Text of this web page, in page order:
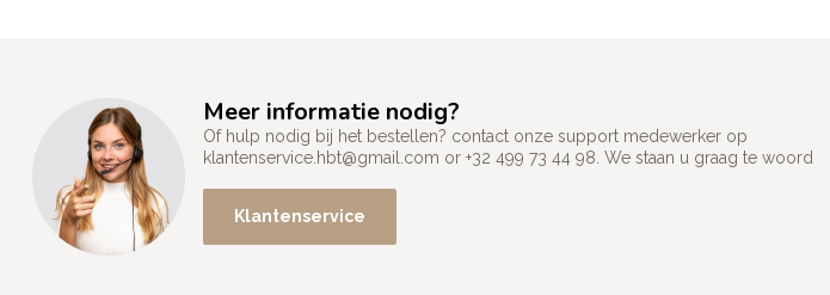
Meer informatie nodig?
Of hulp nodig bij het bestellen? contact onze support medewerker op
klantenservice.hbt@gmail.com or +32 499 73 44 98. We staan u graag te woord
Klantenservice